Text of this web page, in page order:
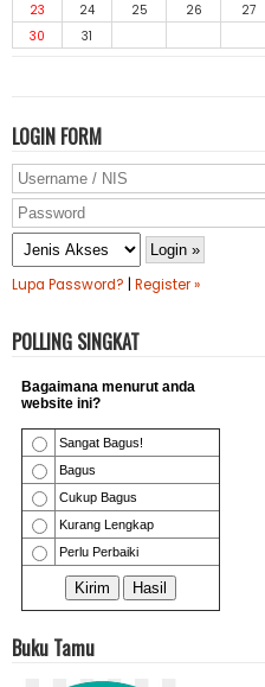
23
24 25 26 27
30
31
LOGIN FORM
Lupa Password? Register »
POLLING SINGKAT
Buku Tamu